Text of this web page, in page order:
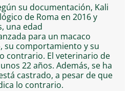
su documentación, Kali
de Roma en 2016 y
una edad
para un macaco
su comportamiento y su
contrario. El veterinario de
22 años. Además, se ha
castrado, a pesar de que
lo contrario.